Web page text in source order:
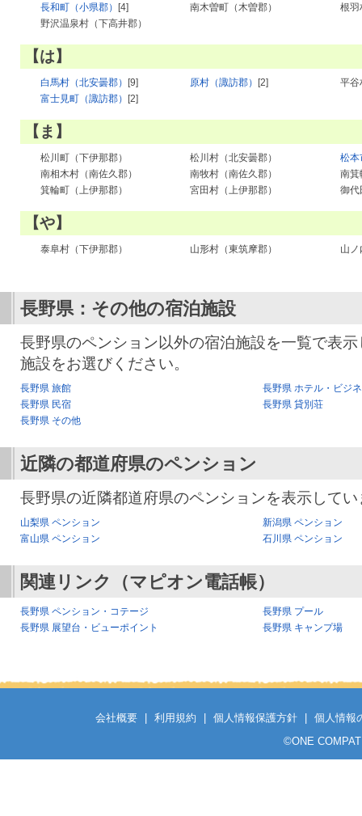
長和町（小県郡）
[4] 南木曽町（木曽郡）
根羽
野沢温泉村（下高井郡）
【は】
白馬村（北安曇郡） [9] 原村（諏訪郡） [2]
平谷
富士見町（諏訪郡）
[2]
【ま】
松川町（下伊那郡） 松川村（北安曇郡）
松本
南相木村（南佐久郡）
南牧村（南佐久郡）
南箕
箕輪町（上伊那郡）
宮田村（上伊那郡） 御代
【や】
泰阜村（下伊那郡） 山形村（東筑摩郡） 山
長野県：その他の宿泊施設
長野県のペンション以外の宿泊施設を一覧で表
施設をお選びください。
長野県 旅館
長野県 ホテル・ビジ
長野県 民宿
長野県 貸別荘
長野県 その他
近隣の都道府県のペンション
長野県の近隣都道府県のペンションを表示してい
山梨県 ペンション
新潟県 ペンション
富山県 ペンション
石川県 ペンション
関連リンク（マピオン電話帳）
長野県 ペンション・コテージ
長野県 プール
長野県 展望台・ビューポイント
長野県 キャンプ場
会社概要 利用規約 個人情報保護方針
個人情報
©ONE